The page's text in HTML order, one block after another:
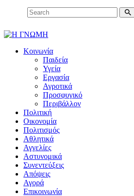
Κοινωνία
Παιδεία
Υγεία
Εργασία
Αγροτικά
Προσφυγικό
Περιβάλλον
Πολιτική
Οικονομία
Πολιτισμός
Αθλητικά
Αγγελίες
Αστυνομικά
Συνεντεύξεις
Απόψεις
Αγορά
Επικοινωνία